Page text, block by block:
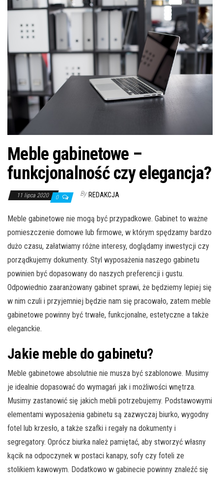
Meble gabinetowe –
funkcjonalność czy elegancja?
11 lipca 2020 0 By REDAKCJA
Meble gabinetowe nie mogą być przypadkowe. Gabinet to ważne
pomieszczenie domowe lub firmowe, w którym spędzamy bardzo
dużo czasu, załatwiamy różne interesy, doglądamy inwestycji czy
porządkujemy dokumenty. Styl wyposażenia naszego gabinetu
powinien być dopasowany do naszych preferencji i gustu.
Odpowiednio zaaranżowany gabinet sprawi, że będziemy lepiej się
w nim czuli i przyjemniej będzie nam się pracowało, zatem meble
gabinetowe powinny być trwałe, funkcjonalne, estetyczne a także
eleganckie.
Jakie meble do gabinetu?
Meble gabinetowe absolutnie nie musza być szablonowe. Musimy
je idealnie dopasować do wymagań jak i możliwości wnętrza.
Musimy zastanowić się jakich mebli potrzebujemy. Podstawowymi
elementami wyposażenia gabinetu są zazwyczaj biurko, wygodny
fotel lub krzesło, a także szafki i regały na dokumenty i
segregatory. Oprócz biurka należ pamiętać, aby stworzyć własny
kącik na odpoczynek w postaci kanapy, sofy czy foteli ze
stolikiem kawowym. Dodatkowo w gabinecie powinny znaleźć się